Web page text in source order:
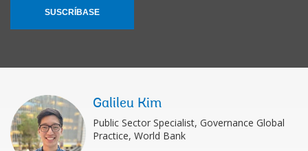
SUSCRÍBASE
Galileu Kim
Public Sector Specialist, Governance Global
Practice, World Bank